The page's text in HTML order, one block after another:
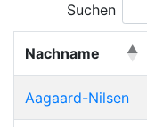
Suchen
Nachname
Aagaard-Nilsen